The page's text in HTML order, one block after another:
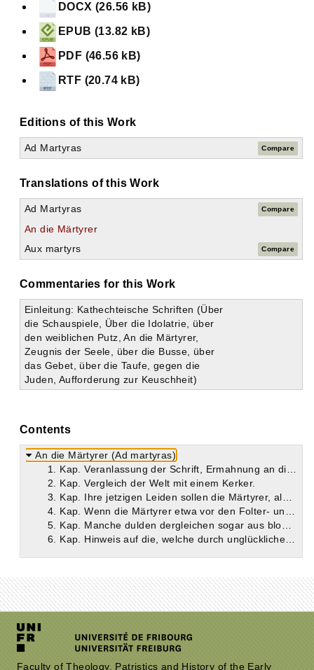
DOCX (26.56 kB)
EPUB (13.82 kB)
PDF (46.56 kB)
RTF (20.74 kB)
Editions of this Work
Ad Martyras Compare
Translations of this Work
Ad Martyras Compare
An die Märtyrer
Aux martyrs
Compare
Commentaries for this Work
Einleitung: Kathechteische Schriften (Über
die Schauspiele, Über die Idolatrie, über
den weiblichen Putz, An die Märtyrer,
Zeugnis der Seele, über die Busse, über
das Gebet, über die Taufe, gegen die
Juden, Aufforderung zur Keuschheit)
Contents
An die Märtyrer (Ad martyras)
1. Kap. Veranlassung der Schrift, Ermahnung an die Märtyrer, sich untereinander zu vertragen.
2. Kap. Vergleich der Welt mit einem Kerker.
3. Kap. Ihre jetzigen Leiden sollen die Märtyrer, als Kämpfer Christi, wie eine Vorübung betrachten. Vergleich derselben mit den Strapazen der Soldaten.
4. Kap. Wenn die Märtyrer etwa vor den Folter- und Todesqualen Schauder empfinden, so mögen sie bedenken, daß viele aus bloßem Ehrgeiz ebenso Schreckliches zu erdulden imstande waren.
5. Kap. Manche dulden dergleichen sogar aus bloßer Affektation.
6. Kap. Hinweis auf die, welche durch unglückliche Schicksale und Zufälle auf martervolle Weise ihr Leben verlieren, ohne Verdienst davon zu haben.
Faculty of Theology, Patristics and History of the Early